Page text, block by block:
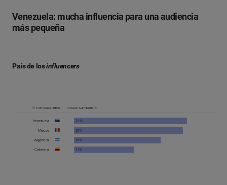
Venezuela: mucha influencia para una audiencia
más pequeña
País de losinfluencers